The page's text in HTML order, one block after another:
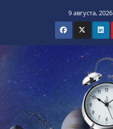
9 августа, 2026